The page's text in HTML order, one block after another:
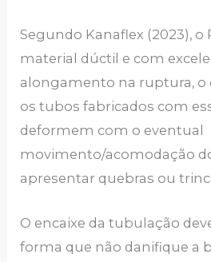
Segundo Kanaflex (2023), o
material dúctil e com
alongamento na ruptura, o
os tubos fabricados com
deformem com o eventual
movimento/acomodação
apresentar quebras ou
O encaixe da tubulação
forma que não danifique a